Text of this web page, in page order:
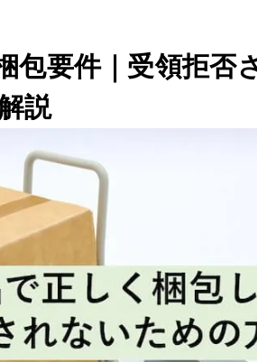
包要件｜受領拒否
説